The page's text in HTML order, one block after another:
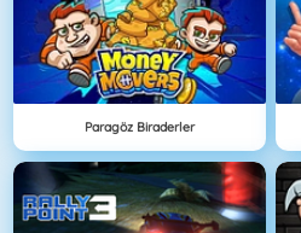
Paragöz Biraderler